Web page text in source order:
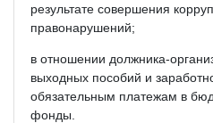
результате совершения
правонарушений;
в отношении должника-
выходных пособий и
обязательным платежам в
фонды.